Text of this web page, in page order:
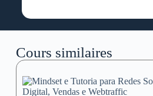
Cours similaires